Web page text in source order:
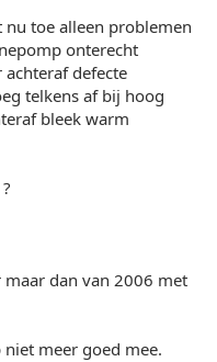
nu toe alleen problemen
onterecht
defecte
telkens af bij hoog
bleek warm
dan van 2006 met
meer goed mee.